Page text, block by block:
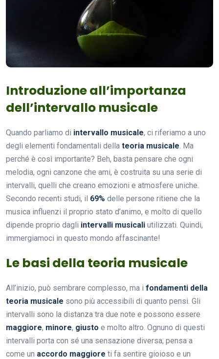
Introduzione all’importanza
dell’intervallo musicale
Quando parliamo di intervallo musicale, ci riferiamo a uno
degli elementi fondamentali della teoria musicale. Ma
perché è così importante? Beh, basta pensare che ogni
melodia, ogni canzone che ami, è costruita su una serie di
intervalli, quelli che creano emozioni e atmosfere uniche.
Secondo recenti studi, il 69% delle persone ritiene che la
musica influenzi il proprio stato d’animo, e molto di quello
dipende proprio dagli intervalli musicali utilizzati. Quindi,
immergiamoci in questo mondo affascinante!
Le basi della teoria musicale
All’inizio, può sembrare complesso, ma i fondamenti della
teoria musicale sono più accessibili di quanto pensi. Gli
intervalli sono la distanza tra due note e possono essere
maggiore, minore, giusto e molto altro. Ognuno di questi
intervalli porta con sé una sensazione diversa; pensa a
come un accordo maggiore ti fa sentire gioioso e un